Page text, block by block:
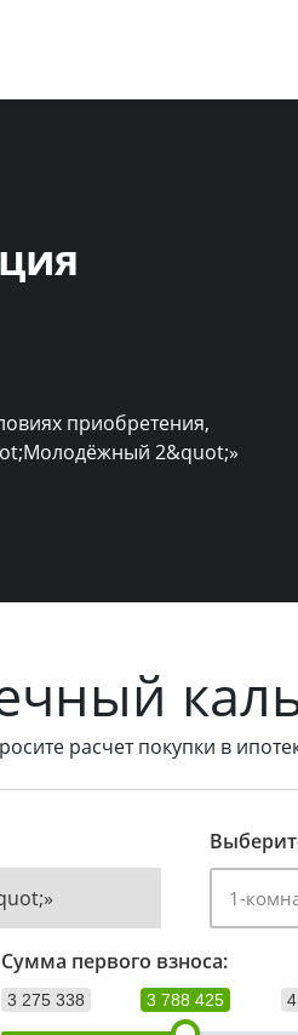
приобретения,
2&quot;»
расчет покупки в
Сумма первого взноса:
3 275 338 3 788 425